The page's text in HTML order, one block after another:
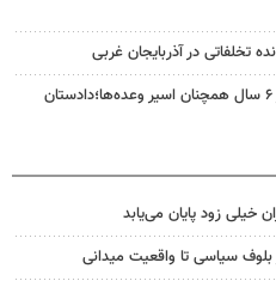
پل تنگ سریز بویراحمد پس از ۶ سال همچنان اسیر وعده‌ها؛دادستان
خیلی زود پایان می‌یابد
سیاسی تا واقعیت میدانی